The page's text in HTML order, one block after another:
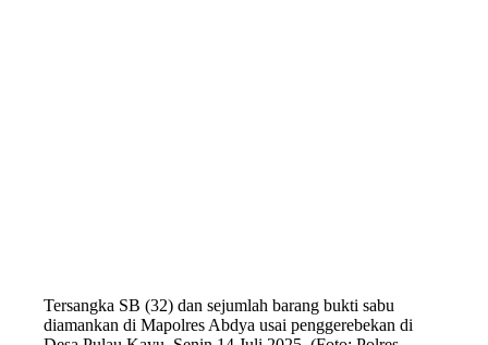
Tersangka SB (32) dan sejumlah barang bukti sabu
diamankan di Mapolres Abdya usai penggerebekan di